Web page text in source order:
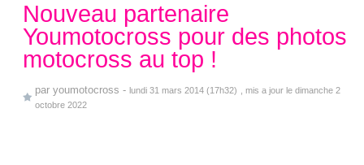
Nouveau partenaire
Youmotocross pour des photos
motocross au top !
par youmotocross - lundi 31 mars 2014 (17h32)
, mis a jour le dimanche 2
octobre 2022